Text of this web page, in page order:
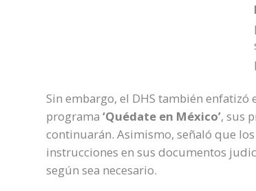
Sin embargo, el DHS también
programa ‘Quédate en México’, sus
continuarán. Asimismo, señaló que
instrucciones en sus documentos
según sea necesario.